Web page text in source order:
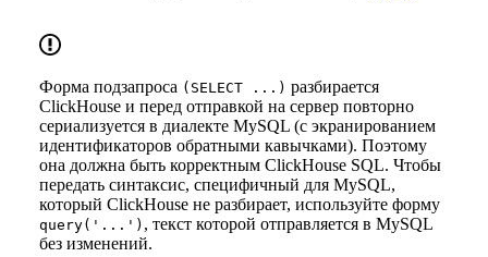
Форма подзапроса (SELECT ...) разбирается
ClickHouse и перед отправкой на сервер повторно
сериализуется в диалекте MySQL (с экранированием
идентификаторов обратными кавычками). Поэтому
она должна быть корректным ClickHouse SQL. Чтобы
передать синтаксис, специфичный для MySQL,
который ClickHouse не разбирает, используйте форму
query('...') , текст которой отправляется в MySQL
без изменений.